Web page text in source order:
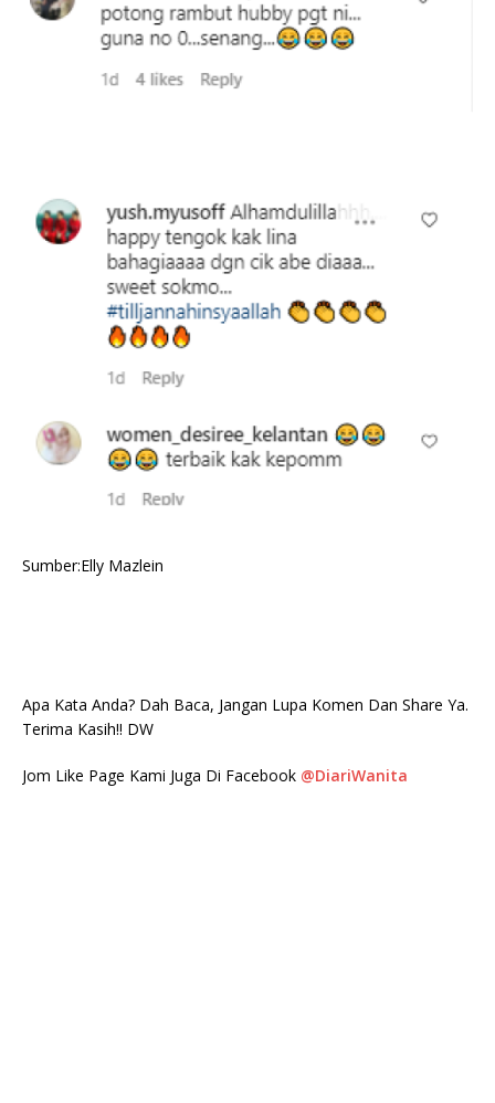
Sumber:Elly Mazlein
Apa Kata Anda? Dah Baca, Jangan Lupa Komen Dan Share Ya.
Terima Kasih!! DW
Jom Like Page Kami Juga Di Facebook @DiariWanita